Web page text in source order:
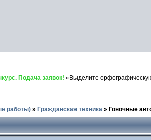
Подача заявок! «Выделите
работы) » Гражданская техника » Гоночные